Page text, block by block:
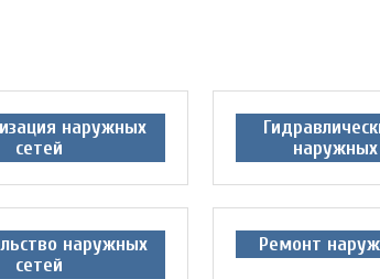
наружных
сетей
наружных
наружных
сетей
Ремонт